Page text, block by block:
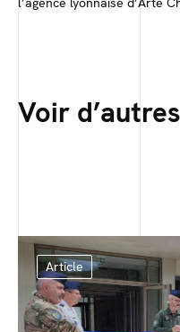
Voir
Article